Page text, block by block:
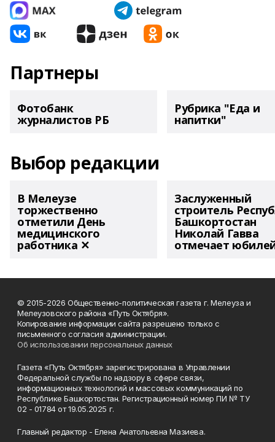
Партнеры
Фотобанк
журналистов РБ
Рубрика "Еда и
напитки"
Выбор редакции
В Мелеузе
торжественно
отметили День
медицинского
работника ✕
Заслуженный
строитель
Башкортостан
Николай Гавва
отмечает
© 2015-2026 Общественно-политическая газета г. Мелеуза и
Мелеузовского района «Путь Октября».
Копирование информации сайта разрешено только с
письменного согласия администрации.
Об использовании персональных данных
Газета «Путь Октября» зарегистрирована в Управлении
Федеральной службы по надзору в сфере связи,
информационных технологий и массовых коммуникаций по
Республике Башкортостан. Регистрационный номер ПИ № ТУ
02 - 01784 от 19.05.2025 г.
Главный редактор - Елена Анатольевна Мазиева.